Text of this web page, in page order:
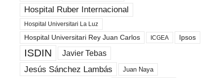
Hospital Ruber Internacional
Hospital Universitari La Luz
Hospital Universitari Rey Juan Carlos ICGEA Ipsos
ISDIN Javier Tebas
Jesús Sánchez Lambás Juan Naya